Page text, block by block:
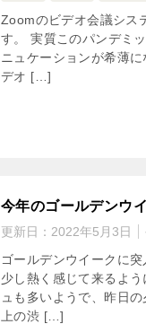
Zoomのビデオ会議シス
す。 実質このパンデミ
ニュケーションが希薄
デオ […]
今年のゴールデンウ
更新日： 2022年5月3日
ゴールデンウイークに
少し熱く感じて来るよ
ュも多いようで、昨日
上の渋 […]